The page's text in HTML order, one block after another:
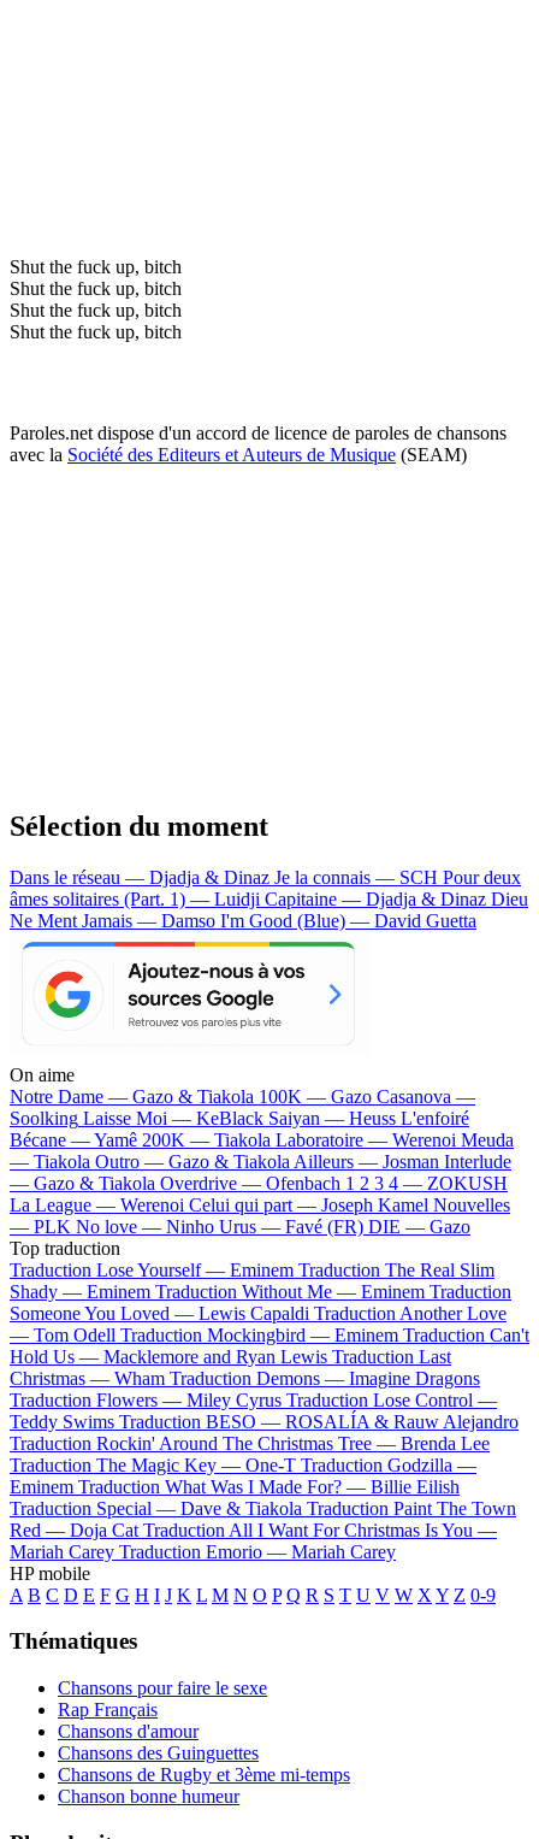
Shut the fuck up, bitch
Shut the fuck up, bitch
Shut the fuck up, bitch
Shut the fuck up, bitch
Paroles.net dispose d'un accord de licence de paroles de chansons
avec la Société des Editeurs et Auteurs de Musique (SEAM)
Sélection du moment
Dans le réseau — Djadja & Dinaz Je la connais — SCH Pour deux
âmes solitaires (Part. 1) — Luidji Capitaine — Djadja & Dinaz Dieu
Ne Ment Jamais — Damso I'm Good (Blue) — David Guetta
On aime
Notre Dame — Gazo & Tiakola 100K — Gazo Casanova —
Soolking Laisse Moi — KeBlack Saiyan — Heuss L'enfoiré
Bécane —Yamê 200K — Tiakola Laboratoire — Werenoi Meuda
— Tiakola Outro — Gazo & Tiakola Ailleurs — Josman Interlude
— Gazo & Tiakola Overdrive — Ofenbach 1 2 3 4 — ZOKUSH
La League — Werenoi Celui qui part — Joseph Kamel Nouvelles
— PLK No love — Ninho Urus — Favé (FR) DIE — Gazo
Top traduction
Traduction Lose Yourself — Eminem Traduction The Real Slim
Shady — Eminem Traduction Without Me — Eminem Traduction
Someone You Loved — Lewis Capaldi Traduction Another Love
— Tom Odell Traduction Mockingbird — Eminem Traduction Can't
Hold Us — Macklemore and Ryan Lewis Traduction Last
Christmas — Wham Traduction Demons — Imagine Dragons
Traduction Flowers — Miley Cyrus Traduction Lose Control —
Teddy Swims Traduction BESO — ROSALÍA & Rauw Alejandro
Traduction Rockin' Around The Christmas Tree — Brenda Lee
Traduction The Magic Key — One-T Traduction Godzilla —
Eminem Traduction What Was I Made For? — Billie Eilish
Traduction Special — Dave & Tiakola Traduction Paint The Town
Red — Doja Cat Traduction All I Want For Christmas Is You —
Mariah Carey Traduction Emorio — Mariah Carey
HP mobile
A B C D E F G H I J K L M N O P Q R S T U V W X Y Z 0-9
Thématiques
Chansons pour faire le sexe
Rap Français
Chansons d'amour
Chansons des Guinguettes
Chansons de Rugby et 3ème mi-temps
Chanson bonne humeur